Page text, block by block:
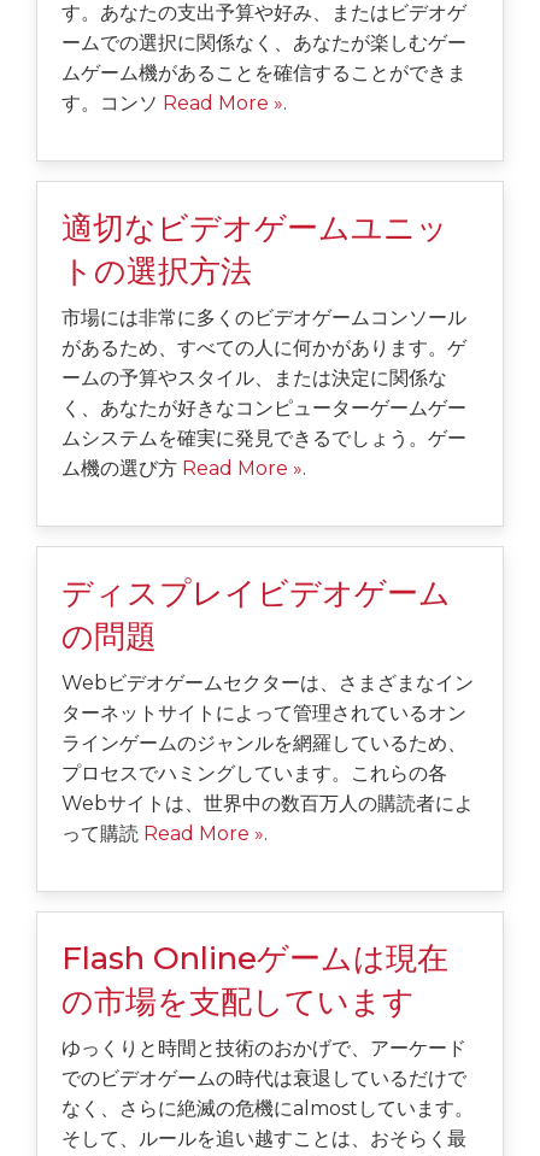
す。あなたの支出予算や好み、またはビデオゲ
ームでの選択に関係なく、あなたが楽しむゲー
ムゲーム機があることを確信することができま
す。コンソ Read More ».
適切なビデオゲームユニッ
トの選択方法
市場には非常に多くのビデオゲームコンソール
があるため、すべての人に何かがあります。ゲ
ームの予算やスタイル、または決定に関係な
く、あなたが好きなコンピューターゲームゲー
ムシステムを確実に発見できるでしょう。ゲー
ム機の選び方 Read More ».
ディスプレイビデオゲーム
の問題
Webビデオゲームセクターは、さまざまなイン
ターネットサイトによって管理されているオン
ラインゲームのジャンルを網羅しているため、
プロセスでハミングしています。これらの各
Webサイトは、世界中の数百万人の購読者によ
って購読 Read More ».
Flash Onlineゲームは現在
の市場を支配しています
ゆっくりと時間と技術のおかげで、アーケード
でのビデオゲームの時代は衰退しているだけで
なく、さらに絶滅の危機にalmostしています。
そして、ルールを追い越すことは、おそらく最